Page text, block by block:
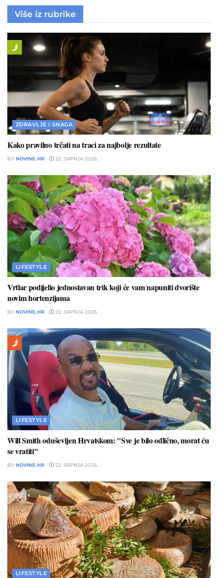
Više iz rubrike
ZDRAVLJE I SNAGA
Kako pravilno trčati na traci za najbolje rezultate
BY NOVINE.HR 22. SRPNJA 2026.
LIFESTYLE
Vrtlar podijelio jednostavan trik koji će vam napuniti dvorište
novim hortenzijama
BY NOVINE.HR 22. SRPNJA 2026.
LIFESTYLE
Will Smith oduševljen Hrvatskom: "Sve je bilo odlično, morat ću
se vratiti"
BY NOVINE.HR 22. SRPNJA 2026.
LIFESTYLE